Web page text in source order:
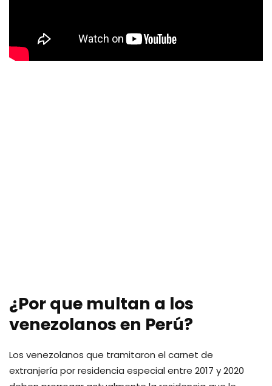
¿Por que multan a los
venezolanos en Perú?
Los venezolanos que tramitaron el carnet de
extranjería por residencia especial entre 2017 y 2020